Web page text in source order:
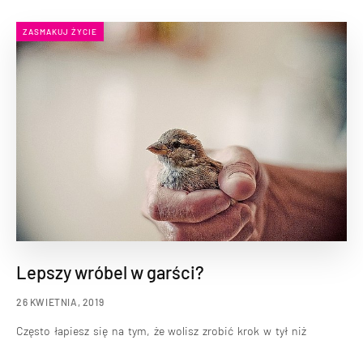
ZASMAKUJ ŻYCIE
Lepszy wróbel w garści?
26 KWIETNIA, 2019
Często łapiesz się na tym, że wolisz zrobić krok w tył niż